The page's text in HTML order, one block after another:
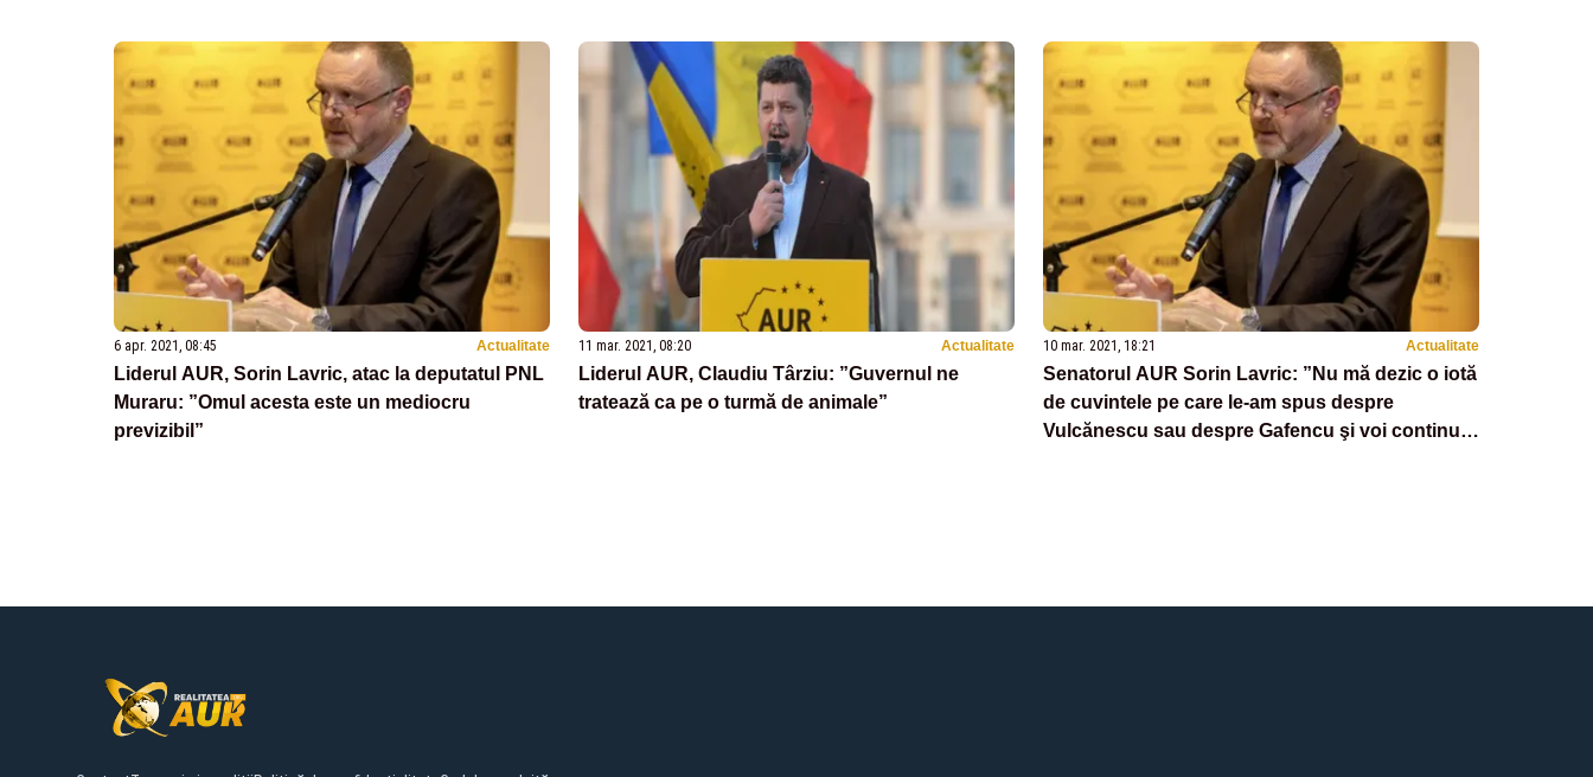
6 apr. 2021, 08:45 Actualitate
Liderul AUR, Sorin Lavric, atac la deputatul PNL
Muraru: ”Omul acesta este un mediocru
previzibil”
11 mar. 2021, 08:20 Actualitate
Liderul AUR, Claudiu Târziu: ”Guvernul ne
tratează ca pe o turmă de animale”
10 mar. 2021, 18:21 Actualitate
Senatorul AUR Sorin Lavric: ”Nu mă dezic o iotă
de cuvintele pe care le-am spus despre
Vulcănescu sau despre Gafencu şi voi continua